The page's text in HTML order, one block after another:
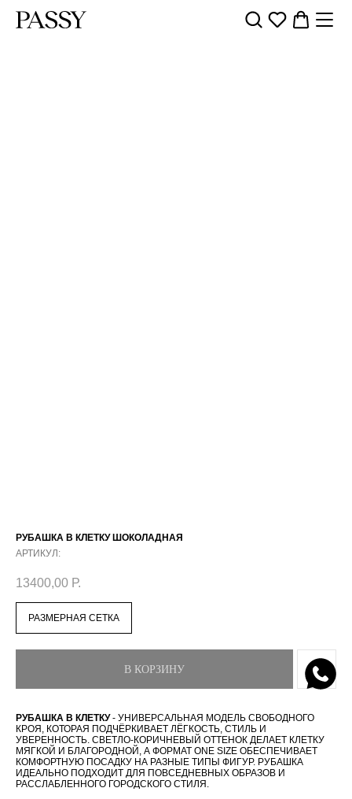
РУБАШКА В КЛЕТКУ ШОКОЛАДНАЯ
АРТИКУЛ:
13400,00 Р.
РАЗМЕРНАЯ СЕТКА
В КОРЗИНУ
РУБАШКА В КЛЕТКУ- УНИВЕРСАЛЬНАЯ МОДЕЛЬ СВОБОДНОГО
КРОЯ, КОТОРАЯ ПОДЧЁРКИВАЕТ ЛЁГКОСТЬ, СТИЛЬ И
УВЕРЕННОСТЬ. СВЕТЛО-КОРИЧНЕВЫЙ ОТТЕНОК ДЕЛАЕТ КЛЕТКУ
МЯГКОЙ И БЛАГОРОДНОЙ, А ФОРМАТ ONE SIZE ОБЕСПЕЧИВАЕТ
КОМФОРТНУЮ ПОСАДКУ НА РАЗНЫЕ ТИПЫ ФИГУР. РУБАШКА
ИДЕАЛЬНО ПОДХОДИТ ДЛЯ ПОВСЕДНЕВНЫХ ОБРАЗОВ И
РАССЛАБЛЕННОГО ГОРОДСКОГО СТИЛЯ.